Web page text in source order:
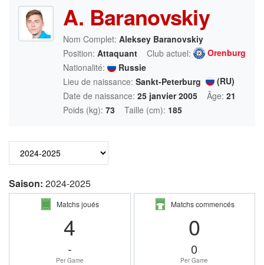
A. Baranovskiy
Nom Complet: Aleksey Baranovskiy
Position: Attaquant Club actuel:
Orenburg
Nationalité:
Russie
Lieu de naissance: Sankt-Peterburg
(RU)
Date de naissance: 25 janvier 2005 Âge: 21
Poids (kg): 73 Taille (cm): 185
Saison: 2024-2025
Matchs joués
4
-
Per Game
Matchs commencés
0
0
Per Game